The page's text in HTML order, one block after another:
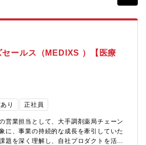
ールス（MEDIXS ）【医療
り 正社員
営業担当として、大手調剤薬局チェーン
に、事業の持続的な成長を牽引していた
題を深く理解し、自社プロダクトを活用